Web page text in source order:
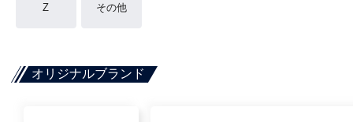
Z その他
オリジナルブランド